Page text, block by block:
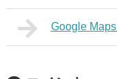
Google